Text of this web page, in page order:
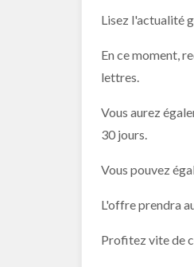
Lisez l'actualité
En ce moment,
lettres.
Vous aurez
30 jours.
Vous pouvez
L'offre prendra
Profitez vite de